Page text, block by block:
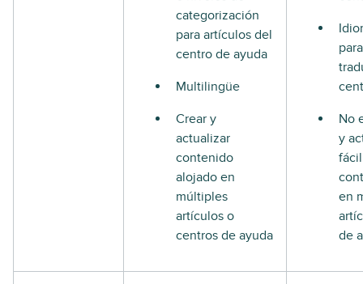
categorización
para artículos del
centro de ayuda
Multilingüe
Crear y
actualizar
contenido
alojado en
múltiples
artículos o
centros de ayuda
No
y
en
de